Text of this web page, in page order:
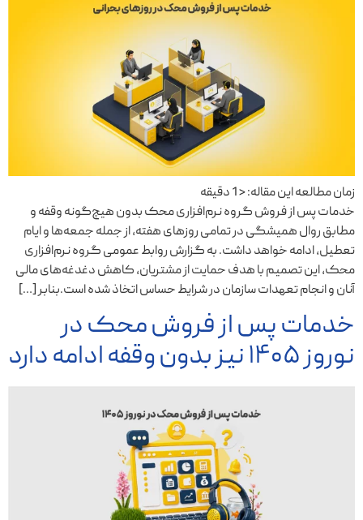
زمان مطالعه این مقاله:< 1 دقیقه
خدمات پس از فروش گروه نرم‌افزاری محک بدون هیچ‌گونه وقفه و
مطابق روال همیشگی در تمامی روزهای هفته، از جمله جمعه‌ها و ایام
تعطیل، ادامه خواهد داشت. ‎به گزارش روابط عمومی گروه نرم‌افزاری
محک، این تصمیم با هدف حمایت از مشتریان، کاهش دغدغه‌های مالی
آنان و انجام تعهدات سازمان در شرایط حساس اتخاذ شده است.‎بنابر […]
‎خدمات پس از فروش محک در
نوروز ۱۴۰۵ نیز بدون وقفه ادامه دارد